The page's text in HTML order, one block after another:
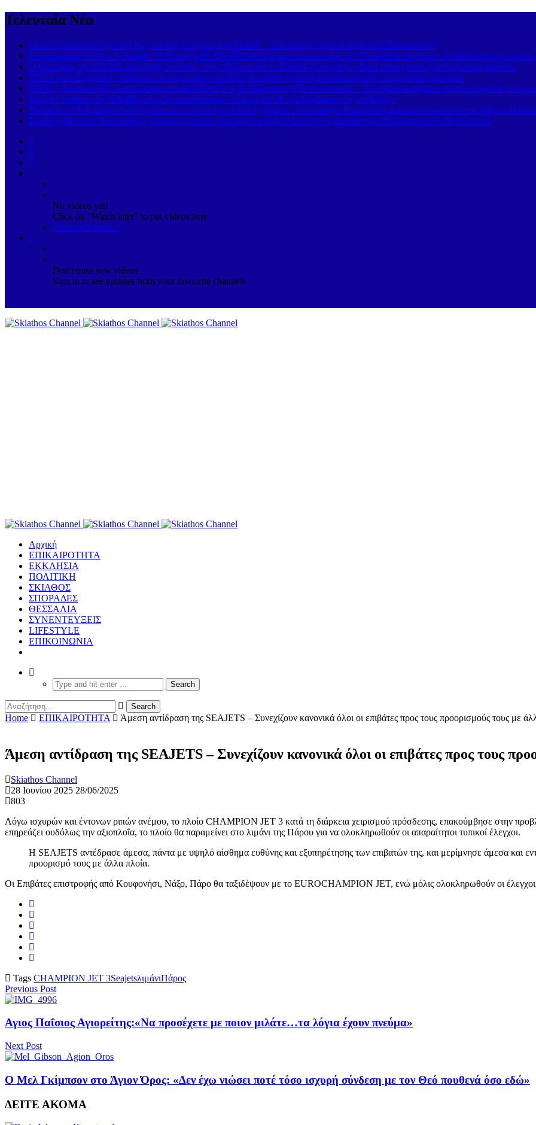
Τελευταία Νέα
Vesuvio: Η απόλυτη γεύση της ιταλικής κουζίνας στη Σκιάθο – Στο λιμάνι, τώρα & στην Αγία Παρασκευή!
Εντυπωσιακή άφιξη στη Σκιάθο: Το Superyacht ANASTASIA K κατέπλευσε από την Τουρκία & μαγνήτισε τα βλέμματα στο λιμάνι
Ο πρόεδρος της ΝΙΚΗΣ, Δημήτρης Νατσιός, στην Τούμπα για το ΠΑΟΚ-Άντερλεχτ: «Εκεί όπου χτυπά η ασπρόμαυρη καρδιά»
ΝΙΚΗ κατά Ζαχαράκη: «Αγνοεί την ευρωπαϊκή καταδίκη & κρατά χιλιάδες εκπαιδευτικούς σε εργασιακή ομηρία»
ΝΙΚΗ: «Εκατοντάδες εκατομμύρια στο AntiNero & η Ελλάδα συνεχίζει να καίγεται» – Σκληρά ερωτήματα για τη διαχείριση των
Σκληρή επίθεση της ΝΙΚΗΣ για το μεταναστευτικό: «Αποτροπή & όχι διαχείριση της εισβολής»
Παρασκευή 7 & Σάββατο 8 Αυγούστου: Ζωντανές μουσικές βραδιές στο Carnayo Restaurant! Δύο μοναδικά live στο Alkyon Hotel
Σκιάθος-Μονακό: Νέα διεθνής συμμαχία για τον βιώσιμο τουρισμό! Στο νησί η Διευθύντρια Τουρισμού του Πριγκιπάτου
No videos yet!
Click on "Watch later" to put videos here
View all videos
Don't miss new videos
Sign in to see updates from your favourite channels
Αρχική
ΕΠΙΚΑΙΡΟΤΗΤΑ
ΕΚΚΛΗΣΙΑ
ΠΟΛΙΤΙΚΗ
ΣΚΙΑΘΟΣ
ΣΠΟΡΑΔΕΣ
ΘΕΣΣΑΛΙΑ
ΣΥΝΕΝΤΕΥΞΕΙΣ
LIFESTYLE
ΕΠΙΚΟΙΝΩΝΙΑ
Home ΕΠΙΚΑΙΡΟΤΗΤΑ Άμεση αντίδραση της SEAJETS – Συνεχίζουν κανονικά όλοι οι επιβάτες προς τους προορισμούς τους με
Άμεση αντίδραση της SEAJETS – Συνεχίζουν κανονικά όλοι οι επιβάτες προς τους
Skiathos Channel
28 Ιουνίου 2025 28/06/2025
803
Λόγω ισχυρών και έντονων ριπών ανέμου, το πλοίο CHAMPION JET 3 κατά τη διάρκεια χειρισμού πρόσδεσης, επακούμβησε στην
επηρεάζει ουδόλως την αξιοπλοΐα, το πλοίο θα παραμείνει στο λιμάνι της Πάρου για να ολοκληρωθούν οι απαραίτητοι τυπικοί έλεγχοι.
Η SEAJETS αντέδρασε άμεσα, πάντα με υψηλό αίσθημα ευθύνης και εξυπηρέτησης των επιβατών της, και μερίμνησε άμεσα και
προορισμό τους με άλλα πλοία.
Οι Επιβάτες επιστροφής από Κουφονήσι, Νάξο, Πάρο θα ταξιδέψουν με το EUROCHAMPION JET, ενώ μόλις ολοκληρωθούν οι
Tags CHAMPION JET 3SeajetsλιμάνιΠάρος
Previous Post
Αγιος Παΐσιος Αγιορείτης:«Να προσέχετε με ποιον μιλάτε…τα λόγια έχουν πνεύμα»
Next Post
Ο Μελ Γκίμπσον στο Άγιον Όρος: «Δεν έχω νιώσει ποτέ τόσο ισχυρή σύνδεση με τον Θεό πουθενά όσο εδώ»
ΔΕΙΤΕ ΑΚΟΜΑ